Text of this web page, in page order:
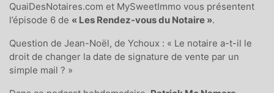
QuaiDesNotaires.com et MySweetImmo vous présentent
l’épisode 6 de « Les Rendez-vous du Notaire ».
Question de Jean-Noël, de Ychoux : « Le notaire a-t-il le
droit de changer la date de signature de vente par un
simple mail ? »